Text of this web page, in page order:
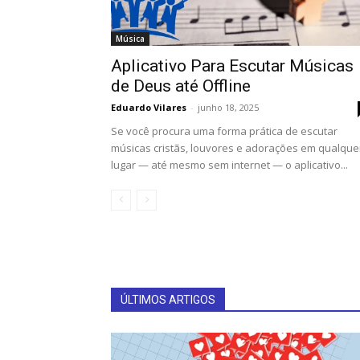
Música
Aplicativo Para Escutar Músicas
de Deus até Offline
Eduardo Vilares - junho 18, 2025
Se você procura uma forma prática de escutar
músicas cristãs, louvores e adorações em
lugar — até mesmo sem internet — o aplicativo...
ÚLTIMOS ARTIGOS